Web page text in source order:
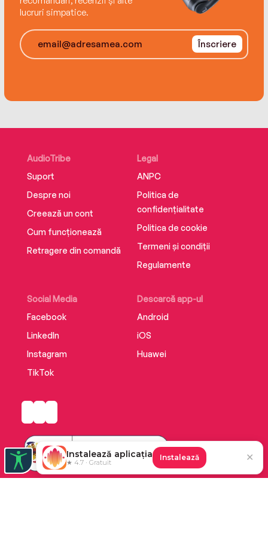
lucruri simpatice.
Înscriere
AudioTribe
Suport
Despre noi
Creează un cont
Cum funcționează
Retragere din comandă
Social Media
Facebook
LinkedIn
Instagram
TikTok
Descarcă app-ul
Android
iOS
Huawei
Legal
ANPC
Politica de
confidențialitate
Politica de cookie
Termeni și condiții
Regulamente
Instalează aplicația
★ 4.7 · Gratuit
Instalează ✕